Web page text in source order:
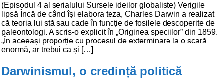
(Episodul 4 al serialului Sursele ideilor globaliste) Verigile
lipsă Încă de când își elabora teza, Charles Darwin a realizat
că teoria lui stă sau cade în funcție de fosilele descoperite de
paleontologi. A scris-o explicit în „Originea speciilor” din 1859.
„În aceeași proporție cu procesul de exterminare la o scară
enormă, ar trebui ca și […]
Darwinismul, o credință politică